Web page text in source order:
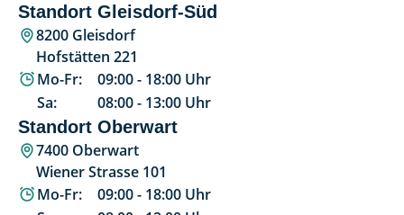
Standort Gleisdorf-Süd
8200 Gleisdorf
Hofstätten 221
Mo-Fr:
09:00- 18:00 Uhr
Sa:
08:00- 13:00 Uhr
Standort Oberwart
7400 Oberwart
Wiener Strasse 101
Mo-Fr:
09:00- 18:00 Uhr